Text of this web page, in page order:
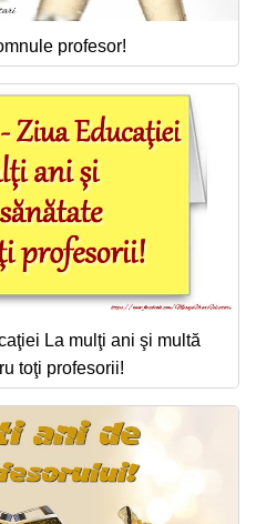
profesor!
La mulţi ani şi multă
toţi profesorii!